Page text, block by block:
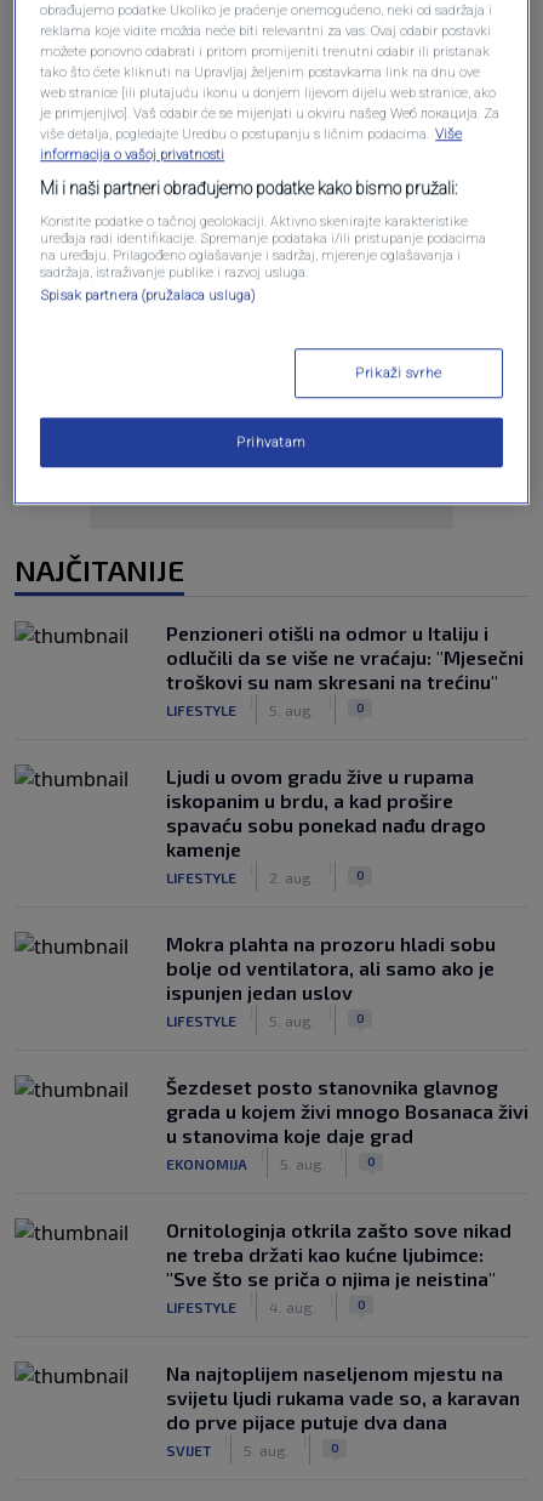
Oglas
NAJČITANIJE
Penzioneri otišli na odmor u Italiju i
odlučili da se više ne vraćaju: "Mjesečni
troškovi su nam skresani na trećinu"
LIFESTYLE 5. aug. 0
Ljudi u ovom gradu žive u rupama
iskopanim u brdu, a kad prošire
spavaću sobu ponekad nađu drago
kamenje
LIFESTYLE 2. aug. 0
Mokra plahta na prozoru hladi sobu
bolje od ventilatora, ali samo ako je
ispunjen jedan uslov
LIFESTYLE 5. aug. 0
Šezdeset posto stanovnika glavnog
grada u kojem živi mnogo Bosanaca živi
u stanovima koje daje grad
EKONOMIJA 5. aug. 0
Ornitologinja otkrila zašto sove nikad
ne treba držati kao kućne ljubimce:
"Sve što se priča o njima je neistina"
LIFESTYLE 4. aug. 0
Na najtoplijem naseljenom mjestu na
svijetu ljudi rukama vade so, a karavan
do prve pijace putuje dva dana
SVIJET 5. aug. 0
obrađujemo podatke Ukoliko je praćenje onemogućeno, neki od sadržaja i
reklama koje vidite možda neće biti relevantni za vas. Ovaj odabir postavki
možete ponovno odabrati i pritom promijeniti trenutni odabir ili pristanak
tako što ćete kliknuti na Upravljaj željenim postavkama link na dnu ove
web stranice [ili plutajuću ikonu u donjem lijevom dijelu web stranice, ako
je primjenjivo]. Vaš odabir će se mijenjati u okviru našeg Wеб локација. Za
više detalja, pogledajte Uredbu o postupanju s ličnim podacima. Više
informacija o vašoj privatnosti
Mi i naši partneri obrađujemo podatke kako bismo pružali:
Koristite podatke o tačnoj geolokaciji. Aktivno skenirajte karakteristike
uređaja radi identifikacije. Spremanje podataka i/ili pristupanje podacima
na uređaju. Prilagođeno oglašavanje i sadržaj, mjerenje oglašavanja i
sadržaja, istraživanje publike i razvoj usluga.
Spisak partnera (pružalaca usluga)
Prikaži svrhe
Prihvatam